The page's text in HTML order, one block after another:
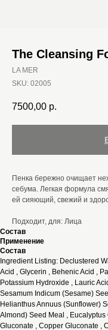
The Cleansing
LA MER
SKU: 02005
7500,00 р.
Пенка бережно очищает
себума. Легкая формула
ей сияющий, свежий и
Подходит, для: Лица
Состав
Применение
Состав
Ingredient Listing: Declustered
Acid , Glycerin , Behenic Acid ,
Potassium Hydroxide , Lauric
Sesamum Indicum (Sesame)
Helianthus Annuus (Sunflower)
Almond) Seed Meal ,
Gluconate , Copper Gluconate ,